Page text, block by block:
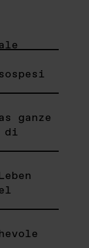
ganze
di